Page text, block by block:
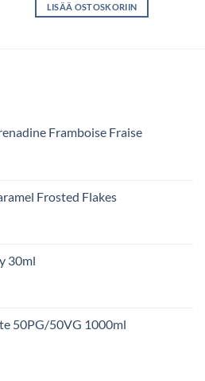
LISÄÄ OSTOSKORIIN
Framboise Fraise
Frosted Flakes
30ml
50PG/50VG 1000ml